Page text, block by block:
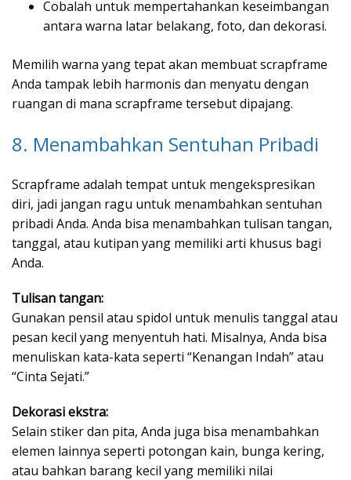
Cobalah untuk mempertahankan keseimbangan
antara warna latar belakang, foto, dan dekorasi.
Memilih warna yang tepat akan membuat scrapframe
Anda tampak lebih harmonis dan menyatu dengan
ruangan di mana scrapframe tersebut dipajang.
8. Menambahkan Sentuhan Pribadi
Scrapframe adalah tempat untuk mengekspresikan
diri, jadi jangan ragu untuk menambahkan sentuhan
pribadi Anda. Anda bisa menambahkan tulisan tangan,
tanggal, atau kutipan yang memiliki arti khusus bagi
Anda.
Tulisan tangan:
Gunakan pensil atau spidol untuk menulis tanggal atau
pesan kecil yang menyentuh hati. Misalnya, Anda bisa
menuliskan kata-kata seperti “Kenangan Indah” atau
“Cinta Sejati.”
Dekorasi ekstra:
Selain stiker dan pita, Anda juga bisa menambahkan
elemen lainnya seperti potongan kain, bunga kering,
atau bahkan barang kecil yang memiliki nilai